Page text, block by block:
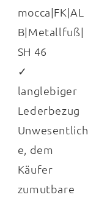
mocca|FK|AL
B|Metallfuß|
SH 46
✓
langlebiger
Lederbezug
Unwesentlich
e, dem
Käufer
zumutbare